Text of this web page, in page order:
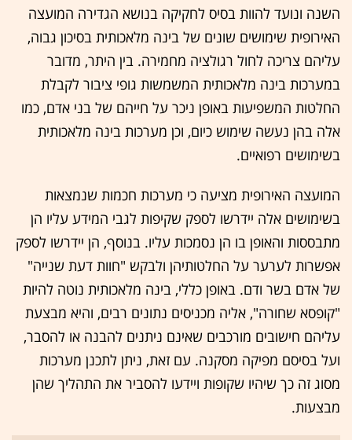
השנה ונועד להוות בסיס לחקיקה בנושא הגדירה המועצה
האירופית שימושים שונים של בינה מלאכותית בסיכון גבוה,
עליהם צריכה לחול רגולציה מחמירה. בין היתר, מדובר
במערכות בינה מלאכותית המשמשות גופי ציבור לקבלת
החלטות המשפיעות באופן ניכר על חייהם של בני אדם, כמו
אלה בהן נעשה שימוש כיום, וכן מערכות בינה מלאכותית
בשימושים רפואיים.
המועצה האירופית מציעה כי מערכות חכמות שנמצאות
בשימושים אלה יידרשו לספק שקיפות לגבי המידע עליו הן
מתבססות והאופן בו הן נסמכות עליו. בנוסף, הן יידרשו לספק
אפשרות לערער על החלטותיהן ולבקש "חוות דעת שנייה"
של אדם בשר ודם. באופן כללי, בינה מלאכותית נוטה להיות
"קופסא שחורה", אליה מכניסים נתונים רבים, והיא מבצעת
עליהם חישובים מורכבים שאינם ניתנים להבנה או להסבר,
ועל בסיסם מפיקה מסקנה. עם זאת, ניתן לתכנן מערכות
מסוג זה כך שיהיו שקופות ויידעו להסביר את התהליך שהן
מבצעות.